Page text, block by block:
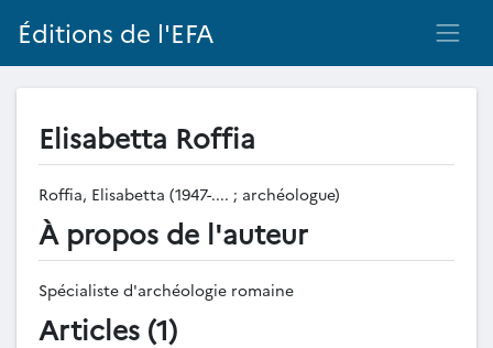
Éditions de l'EFA
Elisabetta Roffia
Roffia, Elisabetta (1947-.... ; archéologue)
À propos de l'auteur
Spécialiste d'archéologie romaine
Articles (1)